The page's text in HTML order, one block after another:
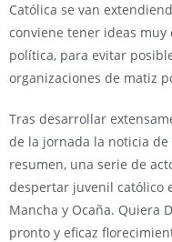
Católica se van
conviene tener ideas muy
política, para evitar
organizaciones de matiz
Tras desarrollar
de la jornada la noticia de
resumen, una serie de
despertar juvenil católico
Mancha y Ocaña. Quiera
pronto y eficaz